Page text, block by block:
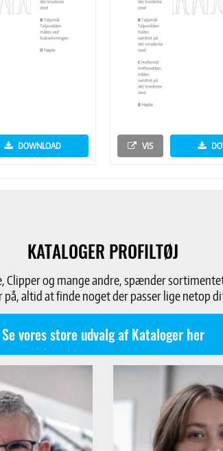
DOWNLOAD VIS
KATALOGER PROFILTØJ
Clipper og mange andre, spænder
på, altid at finde noget der passer lige netop
Se vores store udvalg af Kataloger her